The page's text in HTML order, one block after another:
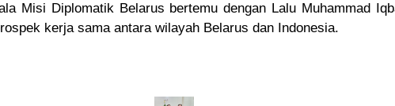
Misi Diplomatik Belarus bertemu dengan Lalu Muhammad
kerja sama antara wilayah Belarus dan Indonesia.